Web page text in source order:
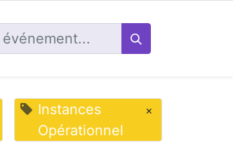
Instances
Opérationnel
×